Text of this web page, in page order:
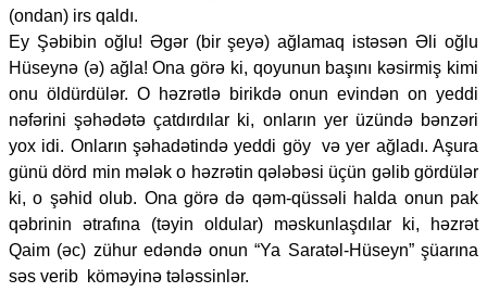
(ondan) irs qaldı.
Ey Şəbibin oğlu! Əgər (bir şeyə) ağlamaq istəsən Əli oğlu
Hüseynə (ə) ağla! Ona görə ki, qoyunun başını kəsirmiş kimi
onu öldürdülər. O həzrətlə birikdə onun evindən on yeddi
nəfərini şəhədətə çatdırdılar ki, onların yer üzündə bənzəri
yox idi. Onların şəhadətində yeddi göy və yer ağladı. Aşura
günü dörd min mələk o həzrətin qələbəsi üçün gəlib gördülər
ki, o şəhid olub. Ona görə də qəm-qüssəli halda onun pak
qəbrinin ətrafına (təyin oldular) məskunlaşdılar ki, həzrət
Qaim (əc) zühur edəndə onun “Ya Saratəl-Hüseyn” şüarına
səs verib köməyinə tələssinlər.